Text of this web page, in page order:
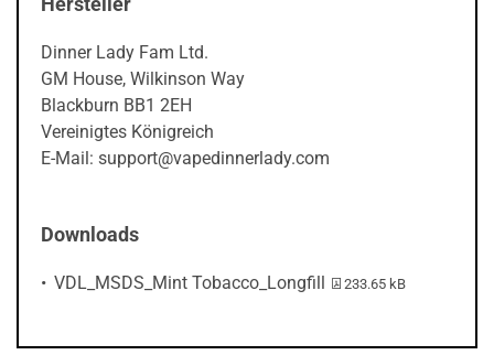
Dinner Lady Fam Ltd.
GM House, Wilkinson Way
Blackburn BB1 2EH
Vereinigtes Königreich
E-Mail: support@vapedinnerlady.com
Downloads
VDL_MSDS_Mint Tobacco_Longfill PDF-Datei:
233.65 kB